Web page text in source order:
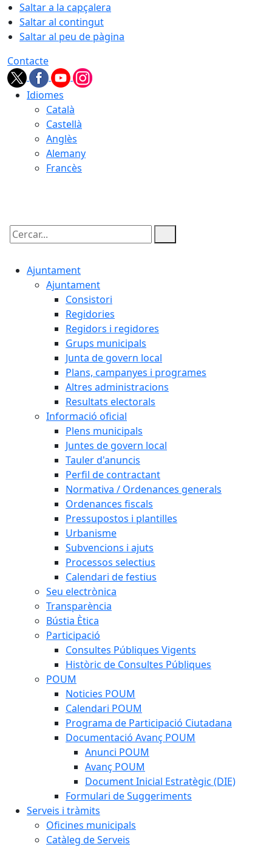
Saltar a la capçalera
Saltar al contingut
Saltar al peu de pàgina
Contacte
Idiomes
Català
Castellà
Anglès
Alemany
Francès
Cercar:
Ajuntament
Ajuntament
Consistori
Regidories
Regidors i regidores
Grups municipals
Junta de govern local
Plans, campanyes i programes
Altres administracions
Resultats electorals
Informació oficial
Plens municipals
Juntes de govern local
Tauler d'anuncis
Perfil de contractant
Normativa / Ordenances generals
Ordenances fiscals
Pressupostos i plantilles
Urbanisme
Subvencions i ajuts
Processos selectius
Calendari de festius
Seu electrònica
Transparència
Bústia Ètica
Participació
Consultes Públiques Vigents
Històric de Consultes Públiques
POUM
Noticies POUM
Calendari POUM
Programa de Participació Ciutadana
Documentació Avanç POUM
Anunci POUM
Avanç POUM
Document Inicial Estratègic (DIE)
Formulari de Suggeriments
Serveis i tràmits
Oficines municipals
Catàleg de Serveis